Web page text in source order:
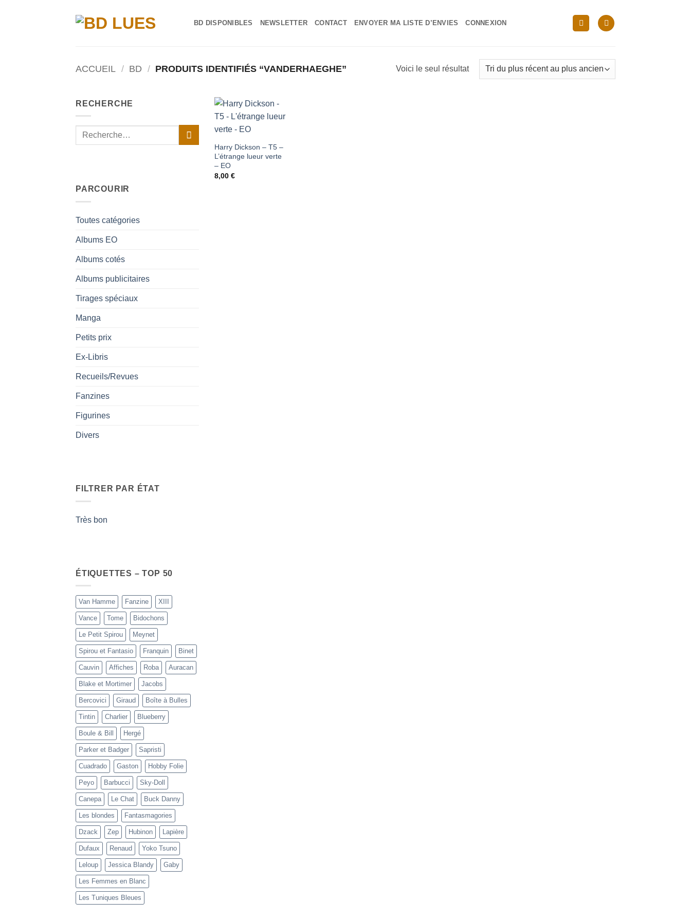
BD DISPONIBLES NEWSLETTER CONTACT ENVOYER MA LISTE D’ENVIES CONNEXION
ACCUEIL / BD / PRODUITS IDENTIFIÉS “VANDERHAEGHE” Voici le seul résultat
RECHERCHE
Recherche
PARCOURIR
Toutes catégories
Albums EO
Albums cotés
Albums publicitaires
Tirages spéciaux
Manga
Petits prix
Ex-Libris
Recueils/Revues
Fanzines
Figurines
Divers
FILTRER PAR ÉTAT
Très bon
ÉTIQUETTES – TOP 50
Van Hamme Fanzine XIII
Vance Tome Bidochons
Le Petit Spirou Meynet
Spirou et Fantasio Franquin Binet
Cauvin Affiches Roba Auracan
Blake et Mortimer Jacobs
Bercovici Giraud Boîte à Bulles
Tintin Charlier Blueberry
Boule & Bill Hergé
Parker et Badger Sapristi
Cuadrado Gaston Hobby Folie
Peyo Barbucci Sky-Doll
Canepa Le Chat Buck Danny
Les blondes Fantasmagories
Dzack Zep Hubinon Lapière
Dufaux Renaud Yoko Tsuno
Leloup Jessica Blandy Gaby
Les Femmes en Blanc
Les Tuniques Bleues
Ajouter
liste
Harry Dickson – T5 –
L’étrange lueur verte
– EO
8,00 €